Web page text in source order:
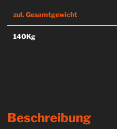
zul. Gesamtgewicht
140Kg
Beschreibung